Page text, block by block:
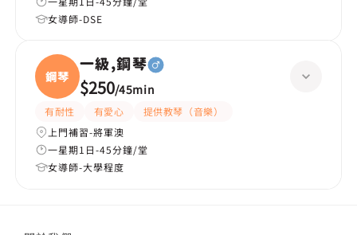
女導師-DSE
鋼琴
一級,鋼琴
$250/45min
有耐性 有愛心
提供教琴（音樂）
上門補習-將軍澳
一星期1日-45分鐘/堂
女導師-大學程度